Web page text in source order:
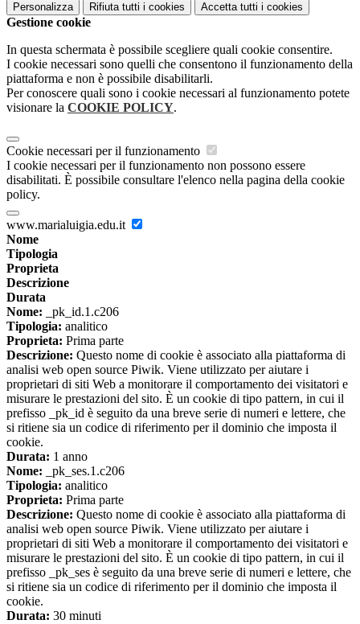
Personalizza Rifiuta tutti i cookies Accetta tutti i cookies
Gestione cookie
In questa schermata è possibile scegliere quali cookie consentire.
I cookie necessari sono quelli che consentono il funzionamento della
piattaforma e non è possibile disabilitarli.
Per conoscere quali sono i cookie necessari al funzionamento potete
visionare la COOKIE POLICY.
Cookie necessari per il funzionamento
I cookie necessari per il funzionamento non possono essere
disabilitati. È possibile consultare l'elenco nella pagina della cookie
policy.
www.marialuigia.edu.it
Nome
Tipologia
Proprieta
Descrizione
Durata
Nome: _pk_id.1.c206
Tipologia: analitico
Proprieta: Prima parte
Descrizione: Questo nome di cookie è associato alla piattaforma di
analisi web open source Piwik. Viene utilizzato per aiutare i
proprietari di siti Web a monitorare il comportamento dei visitatori e
misurare le prestazioni del sito. È un cookie di tipo pattern, in cui il
prefisso _pk_id è seguito da una breve serie di numeri e lettere, che
si ritiene sia un codice di riferimento per il dominio che imposta il
cookie.
Durata: 1 anno
Nome: _pk_ses.1.c206
Tipologia: analitico
Proprieta: Prima parte
Descrizione: Questo nome di cookie è associato alla piattaforma di
analisi web open source Piwik. Viene utilizzato per aiutare i
proprietari di siti Web a monitorare il comportamento dei visitatori e
misurare le prestazioni del sito. È un cookie di tipo pattern, in cui il
prefisso _pk_ses è seguito da una breve serie di numeri e lettere, che
si ritiene sia un codice di riferimento per il dominio che imposta il
cookie.
Durata: 30 minuti